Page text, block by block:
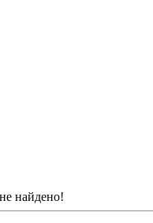
найдено!